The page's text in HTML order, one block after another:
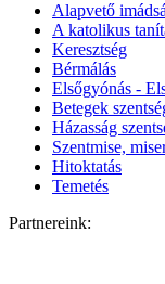
Alapvető
A katolikus
Keresztség
Bérmálás
Elsőgyónás -
Betegek
Házasság
Szentmise,
Hitoktatás
Temetés
Partnereink: